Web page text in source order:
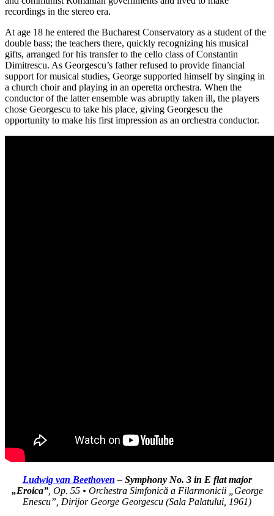
recordings in the stereo era.
At age 18 he entered the Bucharest Conservatory as a student of the
double bass; the teachers there, quickly recognizing his musical
gifts, arranged for his transfer to the cello class of Constantin
Dimitrescu. As Georgescu’s father refused to provide financial
support for musical studies, George supported himself by singing in
a church choir and playing in an operetta orchestra. When the
conductor of the latter ensemble was abruptly taken ill, the players
chose Georgescu to take his place, giving Georgescu the
opportunity to make his first impression as an orchestra conductor.
Ludwig van Beethoven – Symphony No. 3 in E flat major
„Eroica”, Op. 55 • Orchestra Simfonică a Filarmonicii „George
Enescu”, Dirijor George Georgescu (Sala Palatului, 1961)